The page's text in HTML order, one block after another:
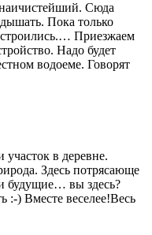
Сюда
Пока только
… Приезжаем
Надо будет
водоеме. Говорят
в деревне.
Здесь потрясающе
будущие… вы здесь?
:-) Вместе веселее!Весь